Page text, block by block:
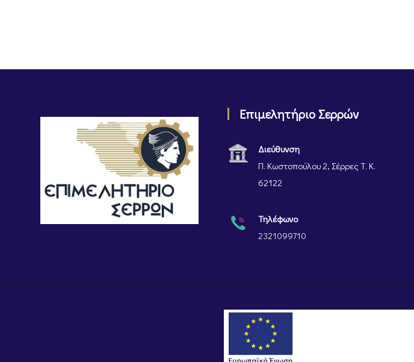
Επιμελητήριο Σερρών
Διεύθυνση
Π. Κωστοπούλου 2, Σέρρες Τ. Κ.
62122
Τηλέφωνο
2321099710